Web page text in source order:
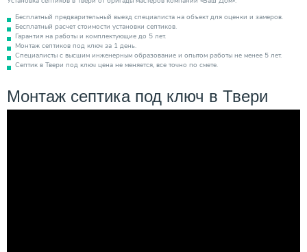
Бесплатный предварительный выезд специалиста на объект для оценки и замеров.
Бесплатный расчет стоимости установки септиков.
Гарантия на работы и комплектующие до 5 лет.
Монтаж септиков под ключ за 1 день.
Специалисты с высшим инженерным образование и опытом работы не менее 5 лет.
Септик в Твери под ключ цена не меняется, все точно по смете.
Монтаж септика под ключ в Твери